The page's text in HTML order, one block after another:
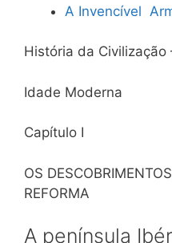
A Invencível
História da Civilização
Idade Moderna
Capítulo I
OS
REFORMA
A península